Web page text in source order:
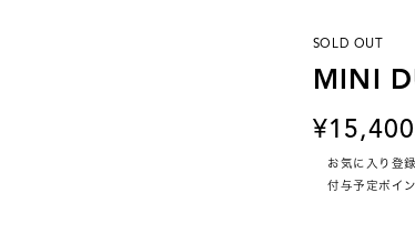
SOLD OUT
MINI
15,400
お気に入り登
付与予定ポイ